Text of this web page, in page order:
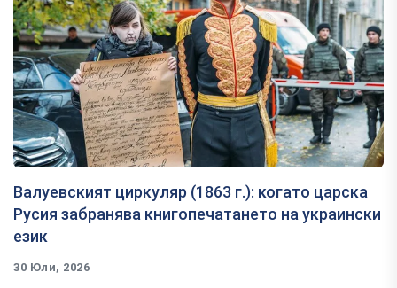
Валуевският циркуляр (1863 г.): когато царска
Русия забранява книгопечатането на украински
език
30 Юли, 2026